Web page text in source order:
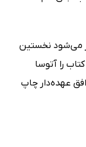
می‌شود نخستین
کتاب را آتوسا
افق عهده‌دار چاپ